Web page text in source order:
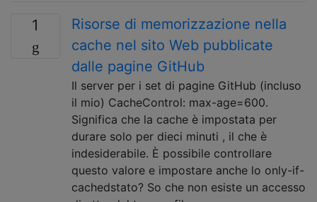
1
Risorse di memorizzazione nella
cache nel sito Web pubblicate
dalle pagine GitHub
Il server per i set di pagine GitHub (incluso
il mio) CacheControl: max-age=600.
Significa che la cache è impostata per
durare solo per dieci minuti , il che è
indesiderabile. È possibile controllare
questo valore e impostare anche lo only-if-
cachedstato? So che non esiste un accesso